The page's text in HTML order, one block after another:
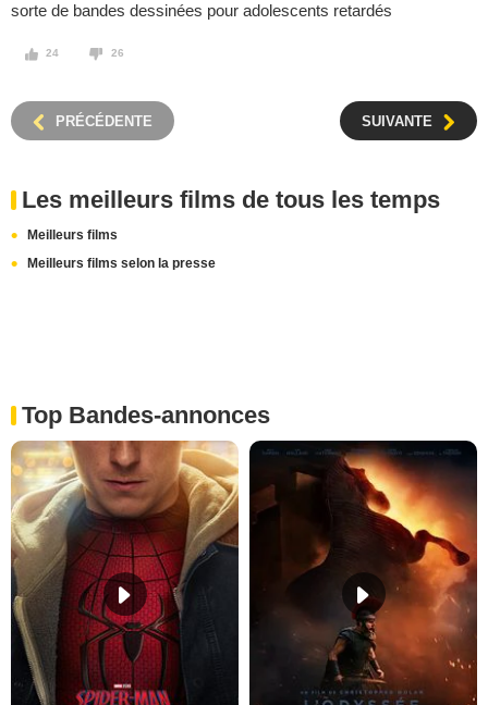
sorte de bandes dessinées pour adolescents retardés
24 26
PRÉCÉDENTE SUIVANTE
Les meilleurs films de tous les temps
Meilleurs films
Meilleurs films selon la presse
Top Bandes-annonces